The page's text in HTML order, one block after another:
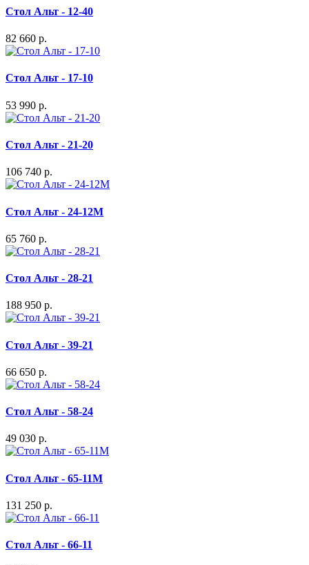
Стол Альт - 12-40
82 660 р.
Стол Альт - 17-10
53 990 р.
Стол Альт - 21-20
106 740 р.
Стол Альт - 24-12М
65 760 р.
Стол Альт - 28-21
188 950 р.
Стол Альт - 39-21
66 650 р.
Стол Альт - 58-24
49 030 р.
Стол Альт - 65-11M
131 250 р.
Стол Альт - 66-11